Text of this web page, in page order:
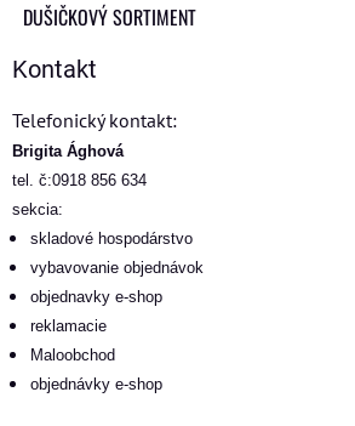
DUŠIČKOVÝ SORTIMENT
Kontakt
Telefonický kontakt:
Brigita Ághová
tel. č:0918 856 634
sekcia:
skladové hospodárstvo
vybavovanie objednávok
objednavky e-shop
reklamacie
Maloobchod
objednávky e-shop